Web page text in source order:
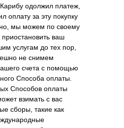
одолжил платеж,
оплату за эту покупку
мы можем по своему
ваш
услугам до тех пор,
не снимем
счета с помощью
Способа оплаты.
Способов оплаты
взимать с вас
сборы, такие как